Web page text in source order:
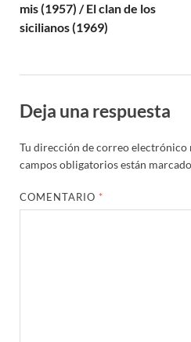
mis (1957) / El clan de los
sicilianos (1969)
Deja una respuesta
Tu dirección de correo electrónico
campos obligatorios están
COMENTARIO *